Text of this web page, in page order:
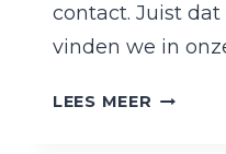
contact. Juist
vinden we in
LEES MEER VAN